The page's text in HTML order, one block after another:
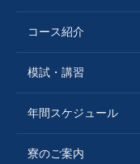
コース紹介
模試・講習
年間スケジュール
寮のご案内